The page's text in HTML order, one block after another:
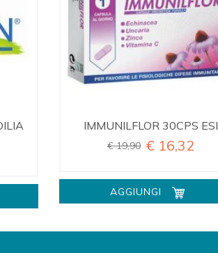
IMMUNILFLOR 30CPS ESI
€ 19,90 € 16,32
AGGIUNGI